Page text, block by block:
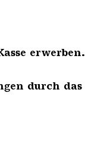
erwerben.
durch